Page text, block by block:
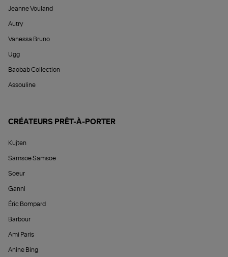
Jeanne Vouland
Autry
Vanessa Bruno
Ugg
Baobab Collection
Assouline
CRÉATEURS PRÊT-À-PORTER
Kujten
Samsoe Samsoe
Soeur
Ganni
Éric Bompard
Barbour
Ami Paris
Anine Bing